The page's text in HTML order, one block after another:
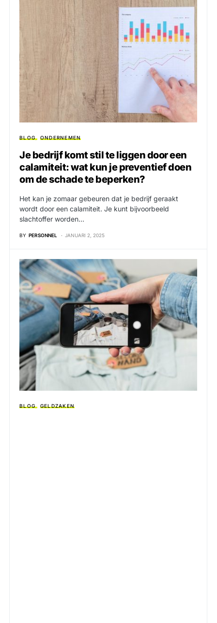
BLOG ONDERNEMEN
Je bedrijf komt stil te liggen door een
calamiteit: wat kun je preventief doen
om de schade te beperken?
Het kan je zomaar gebeuren dat je bedrijf geraakt
wordt door een calamiteit. Je kunt bijvoorbeeld
slachtoffer worden…
BY PERSONNEL JANUARI 2, 2025
BLOG GELDZAKEN